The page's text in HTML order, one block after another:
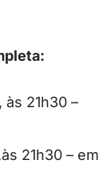
21h30 –
21h30 – em